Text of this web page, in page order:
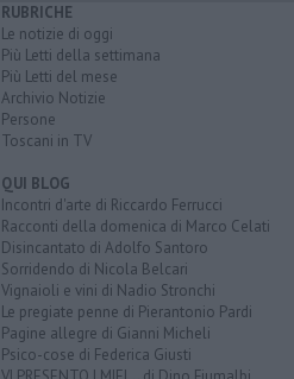
RUBRICHE
Le notizie di oggi
Più Letti della settimana
Più Letti del mese
Archivio Notizie
Persone
Toscani in TV
QUI BLOG
Incontri d'arte di Riccardo Ferrucci
Racconti della domenica di Marco Celati
Disincantato di Adolfo Santoro
Sorridendo di Nicola Belcari
Vignaioli e vini di Nadio Stronchi
Le pregiate penne di Pierantonio Pardi
Pagine allegre di Gianni Micheli
Psico-cose di Federica Giusti